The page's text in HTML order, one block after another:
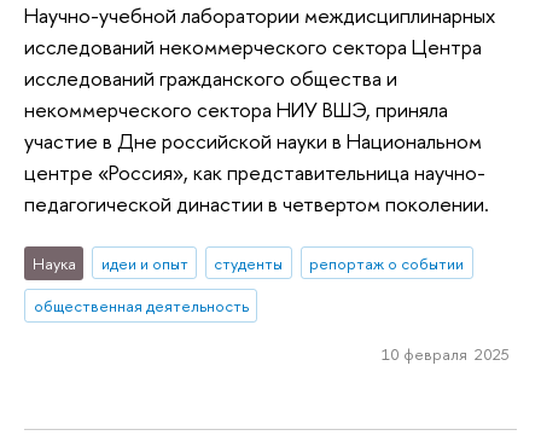
Научно-учебной лаборатории междисциплинарных
исследований некоммерческого сектора Центра
исследований гражданского общества и
некоммерческого сектора НИУ ВШЭ, приняла
участие в Дне российской науки в Национальном
центре «Россия», как представительница научно-
педагогической династии в четвертом поколении.
Наука идеи и опыт студенты
репортаж о событии
общественная деятельность
10 февраля 2025